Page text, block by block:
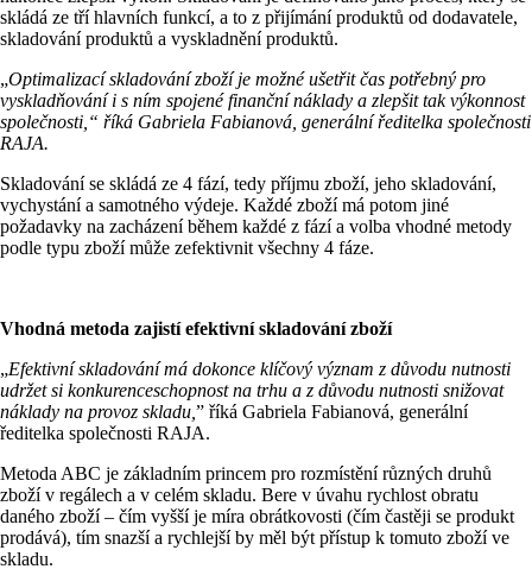
skládá ze tří hlavních funkcí, a to z přijímání produktů od dodavatele,
skladování produktů a vyskladnění produktů.
„Optimalizací skladování zboží je možnéušetřit čas potřebný pro
vyskladňování i s ním spojenéfinanční náklady a zlepšit tak výkonnost
společnosti,“ říká Gabriela Fabianová , generální ředitelka společnosti
RAJA.
Skladování se skládá ze 4 fází, tedy příjmu zboží, jeho skladování,
vychystání a samotného výdeje. Každé zboží má potom jiné
požadavky na zacházení během každé z fází a volba vhodné metody
podle typu zboží může zefektivnit všechny 4 fáze.
Vhodná metoda zajistí efektivní skladování zboží
„Efektivní skladování má dokonce klíčový význam z důvodu nutnosti
udržet si konkurenceschopnost na trhu a z důvodu nutnosti snižovat
náklady na provoz skladu, ” říká Gabriela Fabianová, generální
ředitelka společnosti RAJA.
Metoda ABC je základním princem pro rozmístění různých druhů
zboží v regálech a v celém skladu. Bere v úvahu rychlost obratu
daného zboží – čím vyšší je míra obrátkovosti (čím častěji se produkt
prodává), tím snazší a rychlejší by měl být přístup k tomuto zboží ve
skladu.